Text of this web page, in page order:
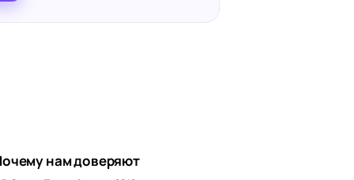
нам доверяют